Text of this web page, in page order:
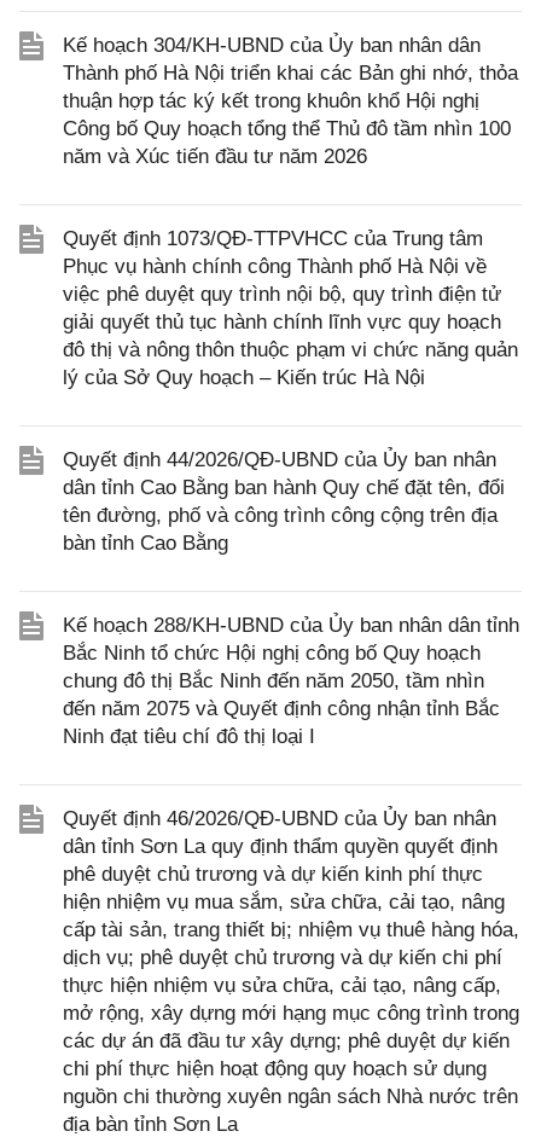
Kế hoạch 304/KH-UBND của Ủy ban nhân dân
Thành phố Hà Nội triển khai các Bản ghi nhớ, thỏa
thuận hợp tác ký kết trong khuôn khổ Hội nghị
Công bố Quy hoạch tổng thể Thủ đô tầm nhìn 100
năm và Xúc tiến đầu tư năm 2026
Quyết định 1073/QĐ-TTPVHCC của Trung tâm
Phục vụ hành chính công Thành phố Hà Nội về
việc phê duyệt quy trình nội bộ, quy trình điện tử
giải quyết thủ tục hành chính lĩnh vực quy hoạch
đô thị và nông thôn thuộc phạm vi chức năng quản
lý của Sở Quy hoạch – Kiến trúc Hà Nội
Quyết định 44/2026/QĐ-UBND của Ủy ban nhân
dân tỉnh Cao Bằng ban hành Quy chế đặt tên, đổi
tên đường, phố và công trình công cộng trên địa
bàn tỉnh Cao Bằng
Kế hoạch 288/KH-UBND của Ủy ban nhân dân tỉnh
Bắc Ninh tổ chức Hội nghị công bố Quy hoạch
chung đô thị Bắc Ninh đến năm 2050, tầm nhìn
đến năm 2075 và Quyết định công nhận tỉnh Bắc
Ninh đạt tiêu chí đô thị loại I
Quyết định 46/2026/QĐ-UBND của Ủy ban nhân
dân tỉnh Sơn La quy định thẩm quyền quyết định
phê duyệt chủ trương và dự kiến kinh phí thực
hiện nhiệm vụ mua sắm, sửa chữa, cải tạo, nâng
cấp tài sản, trang thiết bị; nhiệm vụ thuê hàng hóa,
dịch vụ; phê duyệt chủ trương và dự kiến chi phí
thực hiện nhiệm vụ sửa chữa, cải tạo, nâng cấp,
mở rộng, xây dựng mới hạng mục công trình trong
các dự án đã đầu tư xây dựng; phê duyệt dự kiến
chi phí thực hiện hoạt động quy hoạch sử dụng
nguồn chi thường xuyên ngân sách Nhà nước trên
địa bàn tỉnh Sơn La